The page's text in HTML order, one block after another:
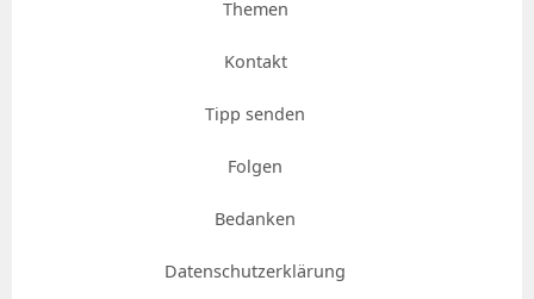
Themen
Kontakt
Tipp senden
Folgen
Bedanken
Datenschutzerklärung